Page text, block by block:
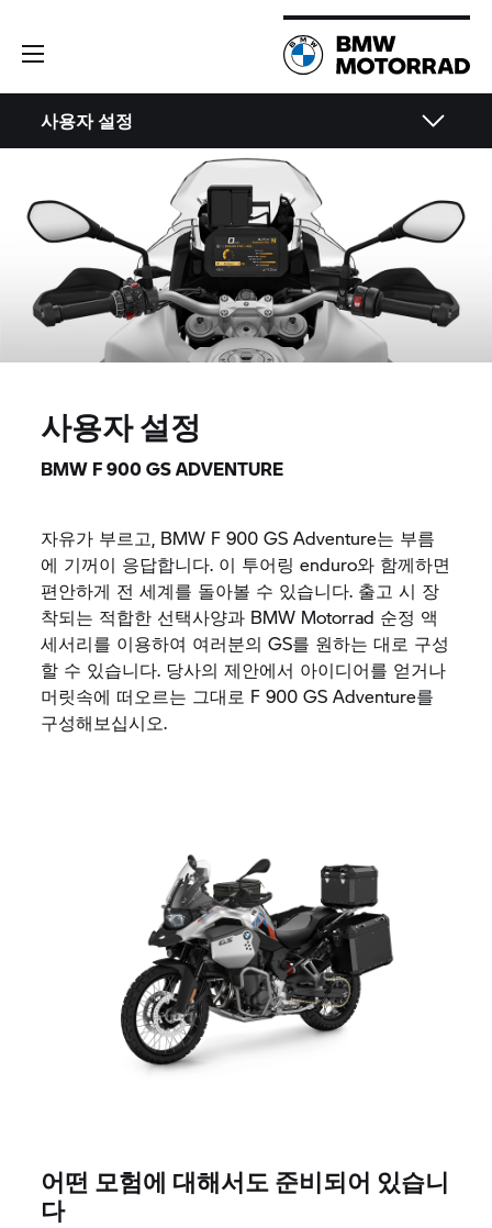
사용자 설정
사용자 설정
BMW F 900 GS ADVENTURE
자유가 부르고, BMW F 900 GS Adventure는 부름
에 기꺼이 응답합니다. 이 투어링 enduro와 함께하면
편안하게 전 세계를 돌아볼 수 있습니다. 출고 시 장
착되는 적합한 선택사양과 BMW Motorrad 순정 액
세서리를 이용하여 여러분의 GS를 원하는 대로 구성
할 수 있습니다. 당사의 제안에서 아이디어를 얻거나
머릿속에 떠오르는 그대로 F 900 GS Adventure를
구성해보십시오.
어떤 모험에 대해서도 준비되어 있습니
다